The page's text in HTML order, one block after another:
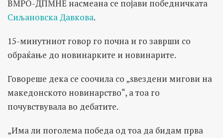
ВМРО-ДПМНЕ насмеана се појави победничката
Сиљановска Давкова.
15-минутниот говор го почна и го заврши со
обраќање до новинарките и новинарите.
Говореше дека се соочила со „ѕвездени мигови на
македонското новинарство“, а тоа го
почувствувала во дебатите.
„Има ли поголема победа од тоа да бидам прва